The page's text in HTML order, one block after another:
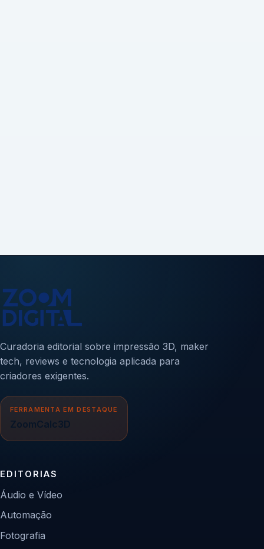
Curadoria editorial sobre impressão 3D, maker
tech, reviews e tecnologia aplicada para
criadores exigentes.
FERRAMENTA EM DESTAQUE
ZoomCalc3D
EDITORIAS
Áudio e Vídeo
Automação
Fotografia